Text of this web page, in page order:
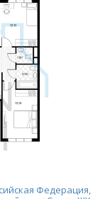
Федерация,